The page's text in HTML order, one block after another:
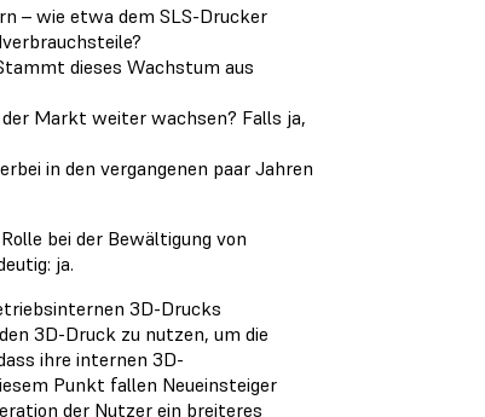
– wie etwa dem SLS-Drucker
dieses Wachstum aus
Markt weiter wachsen? Falls ja,
in den vergangenen paar Jahren
bei der Bewältigung von
ja.
3D-Drucks
3D-Druck zu nutzen, um die
ihre internen 3D-
Punkt fallen Neueinsteiger
der Nutzer ein breiteres